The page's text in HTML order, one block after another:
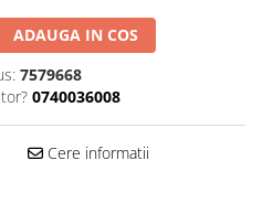
/
ADAUGA IN COS
7579668
0740036008
Cere informatii